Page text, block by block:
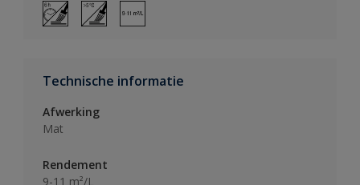
Technische informatie
Afwerking
Mat
Rendement
9-11 m²/L